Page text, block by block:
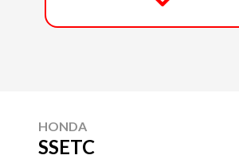
HONDA
SSETC